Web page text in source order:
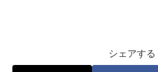
シェアする